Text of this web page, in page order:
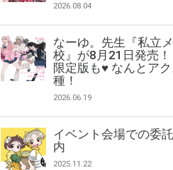
2026.08.04
なーゆ。先生『私立
校』が8月21日発売
限定版も♥ なんとア
種！
2026.06.19
イベント会場での委
内
2025.11.22